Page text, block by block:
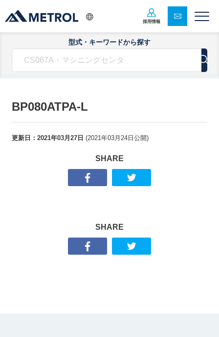
採用情報
型式・キーワードから探す
BP080ATPA-L
更新日： 2021年03月27日 (2021年03月24日 公開)
SHARE
SHARE